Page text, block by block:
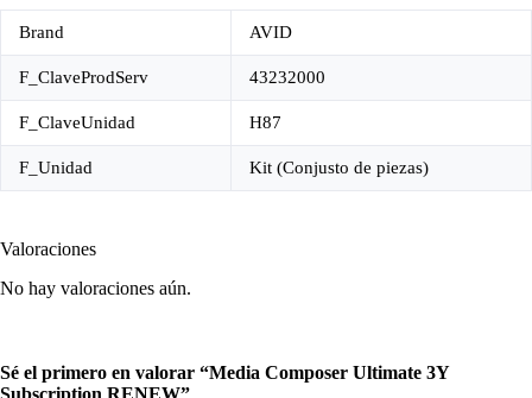
Brand AVID
F_ClaveProdServ 43232000
F_ClaveUnidad H87
F_Unidad Kit (Conjusto de piezas)
Valoraciones
No hay valoraciones aún.
Sé el primero en valorar “Media Composer Ultimate 3Y
Subscription RENEW”